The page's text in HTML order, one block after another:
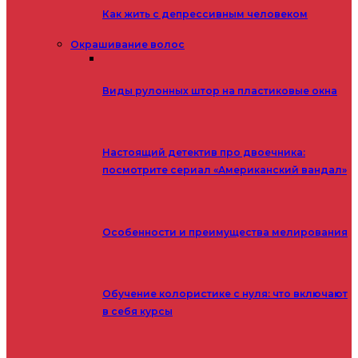
Как жить с депрессивным человеком
Окрашивание волос
Виды рулонных штор на пластиковые окна
Настоящий детектив про двоечника:
посмотрите сериал «Американский вандал»
Особенности и преимущества мелирования
Обучение колористике с нуля: что включают
в себя курсы